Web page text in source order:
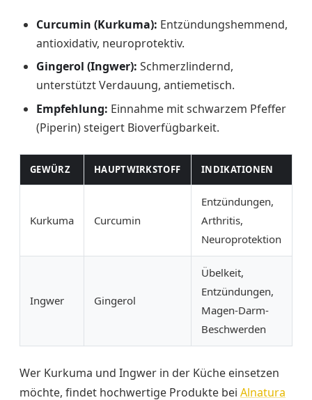
Curcumin (Kurkuma): Entzündungshemmend,
antioxidativ, neuroprotektiv.
Gingerol (Ingwer): Schmerzlindernd,
unterstützt Verdauung, antiemetisch.
Empfehlung: Einnahme mit schwarzem Pfeffer
(Piperin) steigert Bioverfügbarkeit.
GEWÜRZ HAUPTWIRKSTOFF INDIKATIONEN
Kurkuma Curcumin
Entzündungen,
Arthritis,
Neuroprotektion
Ingwer Gingerol
Übelkeit,
Entzündungen,
Magen-Darm-
Beschwerden
Wer Kurkuma und Ingwer in der Küche einsetzen
möchte, findet hochwertige Produkte bei Alnatura